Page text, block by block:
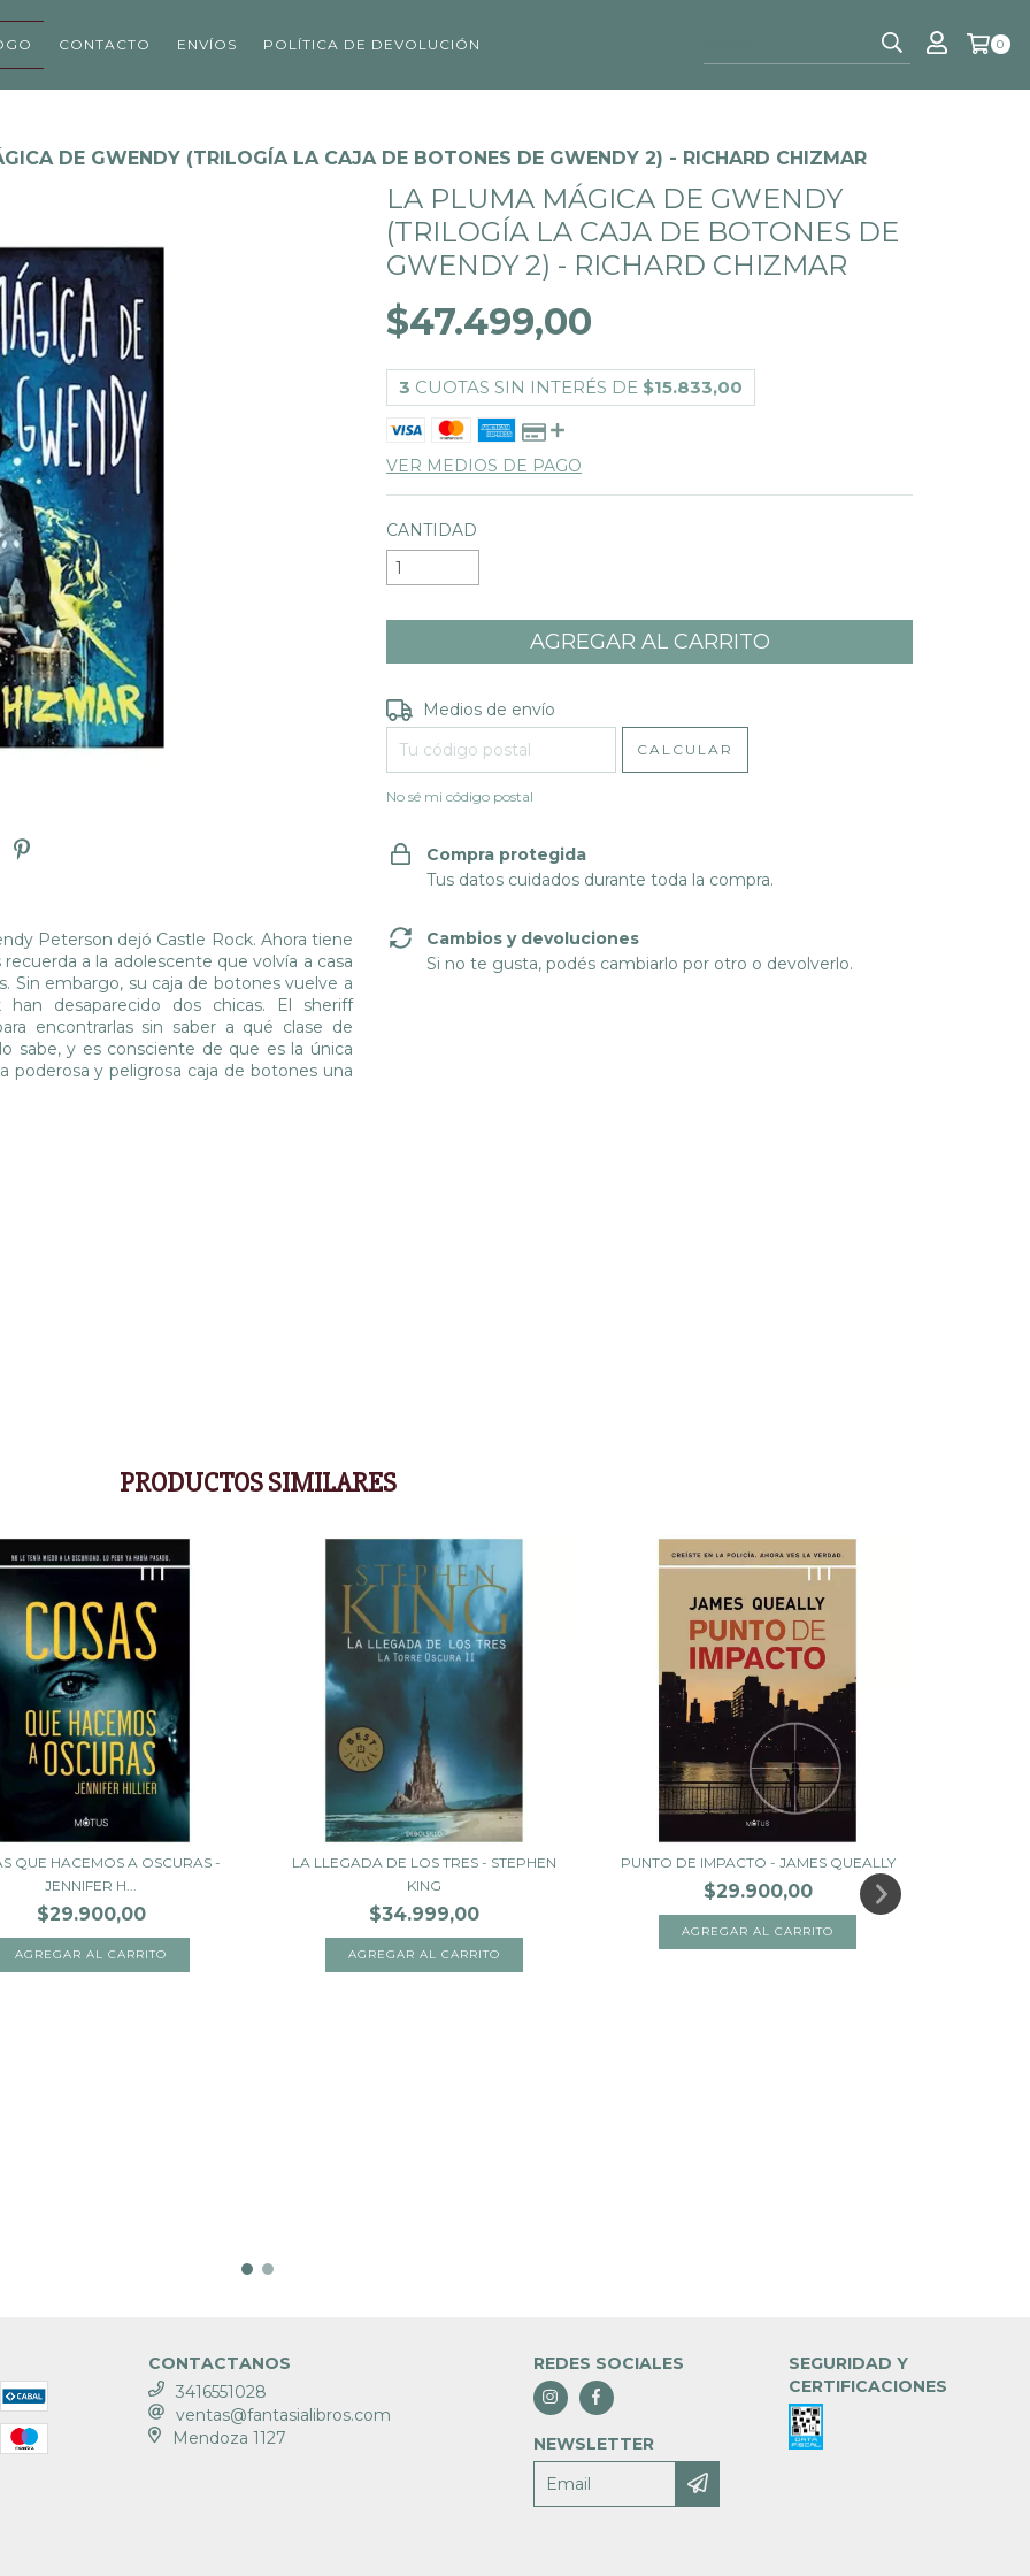
CONTACTO ENVÍOS POLÍTICA DE DEVOLUCIÓN 0
DE GWENDY (TRILOGÍA LA CAJA DE BOTONES DE GWENDY 2) - RICHARD CHIZMAR
Peterson dejó Castle Rock. Ahora tiene
a la adolescente que volvía a casa
Sin embargo, su caja de botones vuelve a
desaparecido dos chicas. El sheriff
encontrarlas sin saber a qué clase de
sabe, y es consciente de que es la única
poderosa y peligrosa caja de botones una
LA PLUMA MÁGICA DE GWENDY
(TRILOGÍA LA CAJA DE BOTONES DE
GWENDY 2) - RICHARD CHIZMAR
$47.499,00
3 CUOTAS SIN INTERÉS DE $15.833,00
VER MEDIOS DE PAGO
CANTIDAD
Entregas para el CP:
Medios de envío
CALCULAR
No sé mi código postal
Compra protegida
Tus datos cuidados durante toda la compra.
Cambios y devoluciones
Si no te gusta, podés cambiarlo por otro o devolverlo.
PRODUCTOS SIMILARES
QUE HACEMOS A OSCURAS -
JENNIFER H...
$29.900,00
LA LLEGADA DE LOS TRES - STEPHEN
KING
$34.999,00
PUNTO DE IMPACTO - JAMES QUEALLY
$29.900,00
CONTACTANOS
3416551028
ventas@fantasialibros.com
Mendoza 1127
REDES SOCIALES
NEWSLETTER
SEGURIDAD Y
CERTIFICACIONES